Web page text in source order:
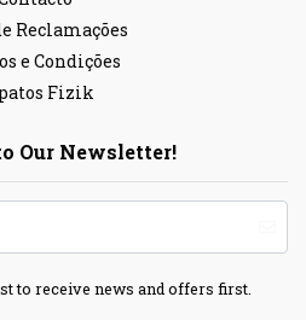
Reclamações
e Condições
Fizik
Our Newsletter!
to receive news and offers first.